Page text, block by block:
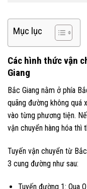
Mục lục
Các hình thức vận
Giang
Bắc Giang nằm ở phía
quãng đường không quá
vào từng phương tiện.
vận chuyển hàng hóa thì
Tuyến vận chuyển từ
3 cung đường như sau:
Tuyến đường 1: Qua